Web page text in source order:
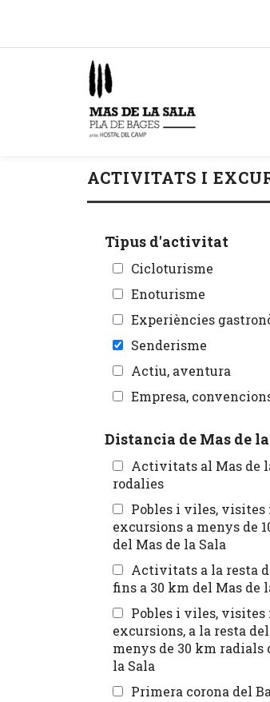
ACTIVITATS I
Tipus d'activitat
Cicloturisme
Enoturisme
Experiències
Senderisme
Actiu, aventura
Empresa,
Distancia de Mas de
Activitats al Mas de
rodalies
Pobles i viles, visites
excursions a menys de
del Mas de la Sala
Activitats a la resta
fins a 30 km del Mas de
Pobles i viles, visites
excursions, a la resta del
menys de 30 km radials
la Sala
Primera corona del